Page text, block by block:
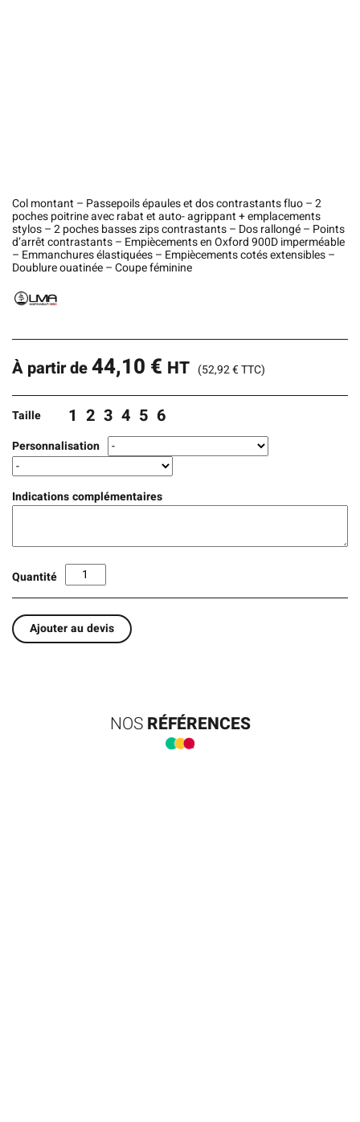
Col montant – Passepoils épaules et dos contrastants fluo – 2
poches poitrine avec rabat et auto- agrippant + emplacements
stylos – 2 poches basses zips contrastants – Dos rallongé – Points
d’arrêt contrastants – Empiècements en Oxford 900D imperméable
– Emmanchures élastiquées – Empiècements cotés extensibles –
Doublure ouatinée – Coupe féminine
À partir de44,10 € HT (52,92€TTC)
Taille 1 2 3 4 5 6
Personnalisation
Indications complémentaires
Quantité
Ajouter au devis
NOSRÉFÉRENCES